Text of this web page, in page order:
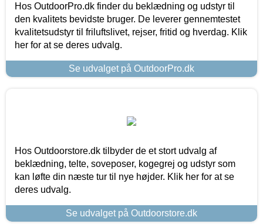
Hos OutdoorPro.dk finder du beklædning og udstyr til
den kvalitets bevidste bruger. De leverer gennemtestet
kvalitetsudstyr til friluftslivet, rejser, fritid og hverdag. Klik
her for at se deres udvalg.
Se udvalget på OutdoorPro.dk
Hos Outdoorstore.dk tilbyder de et stort udvalg af
beklædning, telte, soveposer, kogegrej og udstyr som
kan løfte din næste tur til nye højder. Klik her for at se
deres udvalg.
Se udvalget på Outdoorstore.dk